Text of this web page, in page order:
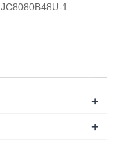
JC8080B48U-1
+
+